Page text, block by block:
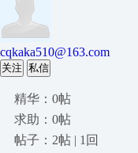
cqkaka510@163.com
关注 私信
精华：0帖
求助：0帖
帖子：2帖 | 1回